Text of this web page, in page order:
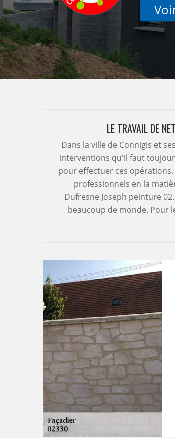
LE TRAVAIL DE
Dans la ville de Connigis et
interventions qu'il faut
pour effectuer ces
professionnels en la
Dufresne Joseph peinture
beaucoup de monde. Pour